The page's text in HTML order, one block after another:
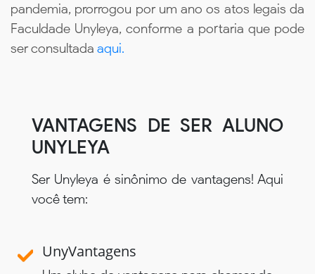
pandemia, prorrogou por um ano os atos legais da
Faculdade Unyleya, conforme a portaria que pode
ser consultada aqui.
VANTAGENS DE SER ALUNO
UNYLEYA
Ser Unyleya é sinônimo de vantagens! Aqui
você tem:
UnyVantagens